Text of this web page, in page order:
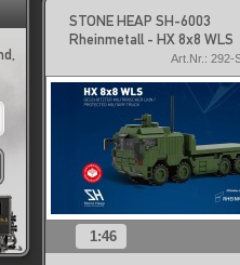
STONE HEAP SH-6003
Rheinmetall - HX 8x8 WLS
Art.Nr.: 292-
1:46